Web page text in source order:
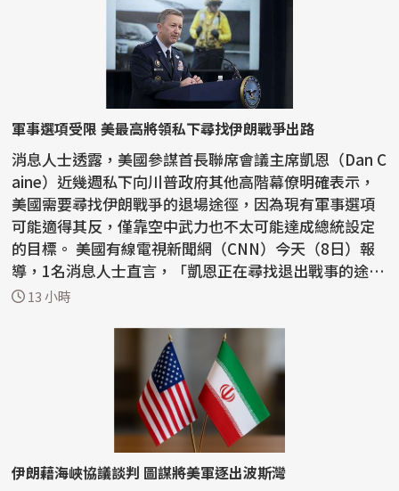
軍事選項受限 美最高將領私下尋找伊朗戰爭出路
消息人士透露，美國參謀首長聯席會議主席凱恩（Dan C
aine）近幾週私下向川普政府其他高階幕僚明確表示，
美國需要尋找伊朗戰爭的退場途徑，因為現有軍事選項
可能適得其反，僅靠空中武力也不太可能達成總統設定
的目標。 美國有線電視新聞網（CNN）今天（8日）報
導，1名消息人士直言，「凱恩正在尋找退出戰事的途
徑」。...
13 小時
伊朗藉海峽協議談判 圖謀將美軍逐出波斯灣